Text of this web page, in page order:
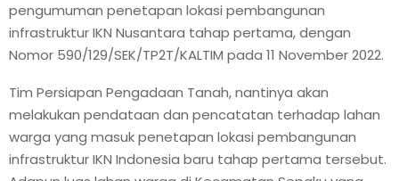
pengumuman penetapan lokasi pembangunan
infrastruktur IKN Nusantara tahap pertama, dengan
Nomor 590/129/SEK/TP2T/KALTIM pada 11 November 2022.
Tim Persiapan Pengadaan Tanah, nantinya akan
melakukan pendataan dan pencatatan terhadap lahan
warga yang masuk penetapan lokasi pembangunan
infrastruktur IKN Indonesia baru tahap pertama tersebut.